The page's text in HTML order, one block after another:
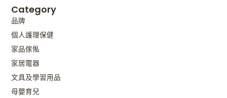
Category
品牌
個人護理保健
家品傢俬
家居電器
文具及學習用品
母嬰育兒